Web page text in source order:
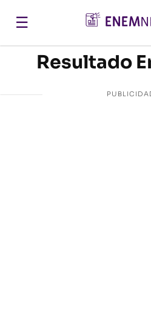
☰
Resultado